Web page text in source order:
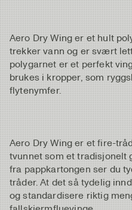
Aero Dry Wing er et hult
trekker vann og er svært
polygarnet er et perfekt
brukes i kropper, som
flytenymfer.
Aero Dry Wing er et fire-
tvunnet som et tradisjonelt
fra pappkartongen ser du
tråder. At det så tydelig
og standardisere riktig